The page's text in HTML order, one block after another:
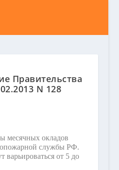
Правительства
N 128
месячных окладов
службы РФ.
варьироваться от 5 до